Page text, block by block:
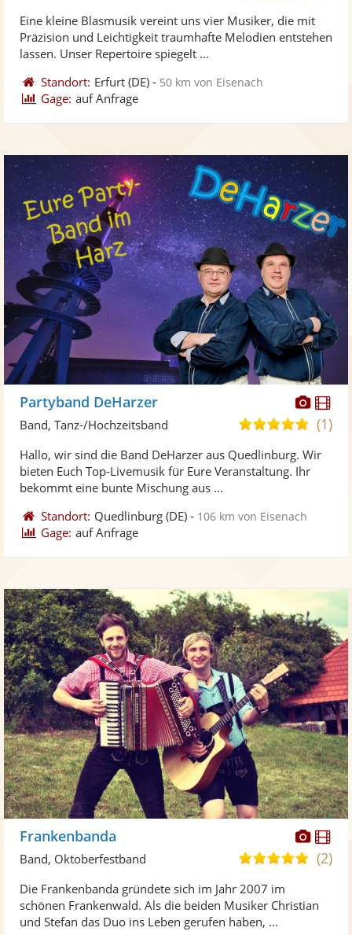
Fotos
5
Eine kleine Blasmusik vereint uns vier Musiker, die mit
Präzision und Leichtigkeit traumhafte Melodien entstehen
lassen. Unser Repertoire spiegelt ...
Standort: Erfurt (DE) - 50 km von Eisenach
Gage: auf Anfrage
Fotos
Partyband DeHarzer
5,0
5
(1)
Band, Tanz-/Hochzeitsband
Hallo, wir sind die Band DeHarzer aus Quedlinburg. Wir
bieten Euch Top-Livemusik für Eure Veranstaltung. Ihr
bekommt eine bunte Mischung aus ...
Standort: Quedlinburg (DE) - 106 km von Eisenach
Gage: auf Anfrage
Frankenbanda
4,9(2)
Band, Oktoberfestband
Die Frankenbanda gründete sich im Jahr 2007 im
schönen Frankenwald. Als die beiden Musiker Christian
und Stefan das Duo ins Leben gerufen haben, ...